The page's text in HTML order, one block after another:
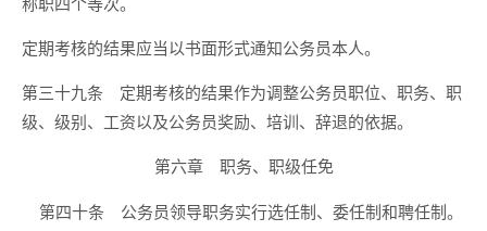
定期考核的结果应当以书面形式通知公务员本人。
第三十九条
定期考核的结果作为调整公务员职位、职务、职
级、级别、工资以及公务员奖励、培训、辞退的依据。
第六章 职务、职级任免
第四十条
公务员领导职务实行选任制、委任制和聘任制。